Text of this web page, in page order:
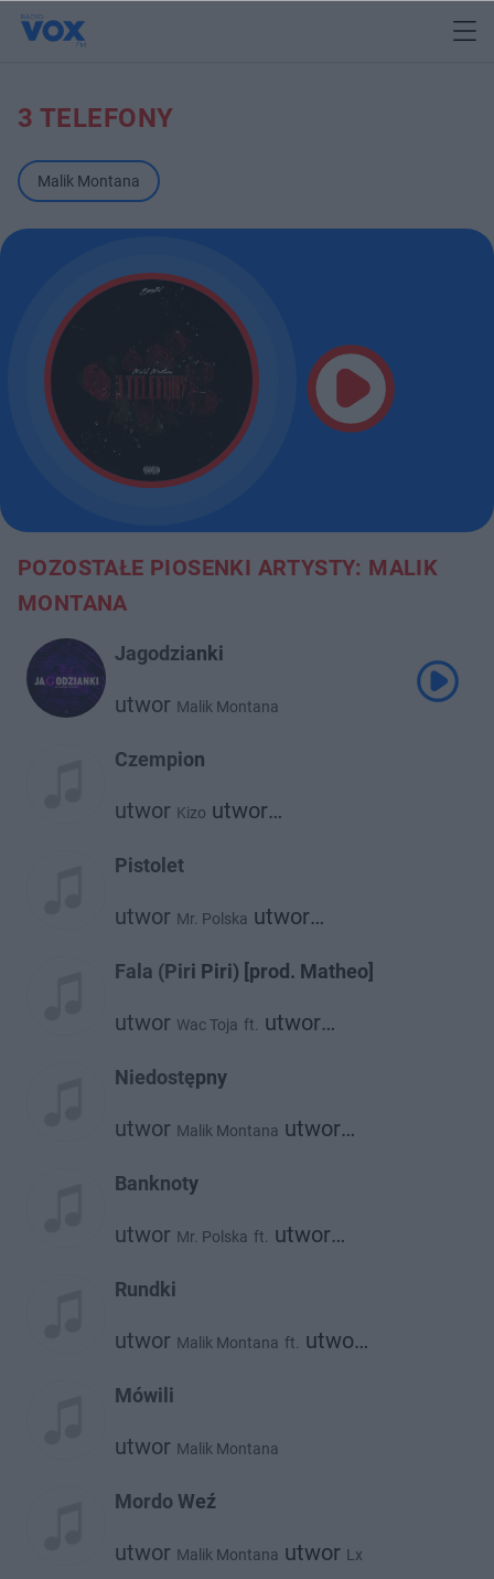
3 TELEFONY
Malik Montana
POZOSTAŁE PIOSENKI ARTYSTY: MALIK
MONTANA
Jagodzianki
utwor Malik Montana
Czempion
utwor Kizo utwor
Pistolet
utwor Mr. Polska utwor
Fala (Piri Piri) [prod. Matheo]
utwor Wac Toja ft. utwor
Niedostępny
utwor Malik Montana utwor
Banknoty
utwor Mr. Polska ft. utwor
Rundki
utwor Malik Montana ft. utwor
Mówili
utwor Malik Montana
Mordo Weź
utwor Malik Montana utwor Lx